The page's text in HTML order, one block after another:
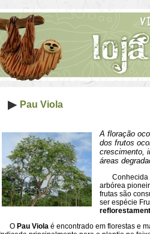
Pau Viola
A floração
dos frutos
crescimento,
áreas
Conhecida
arbórea
frutas são
ser espécie
O Pau Viola é encontrado em florestas e